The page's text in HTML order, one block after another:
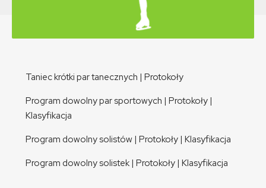
Taniec krótki par tanecznych | Protokoły
Program dowolny par sportowych | Protokoły |
Klasyfikacja
Program dowolny solistów| Protokoły | Klasyfikacja
Program dowolny solistek| Protokoły | Klasyfikacja